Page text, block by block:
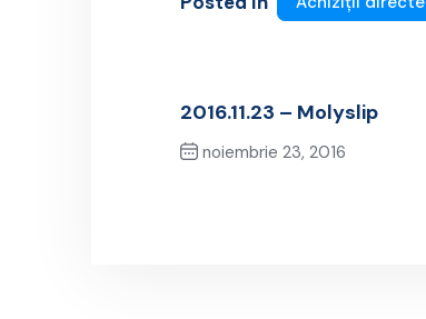
2016.11.23 – Molyslip
noiembrie 23, 2016